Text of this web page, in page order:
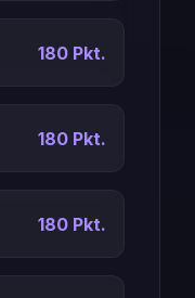
180 Pkt.
180 Pkt.
180 Pkt.